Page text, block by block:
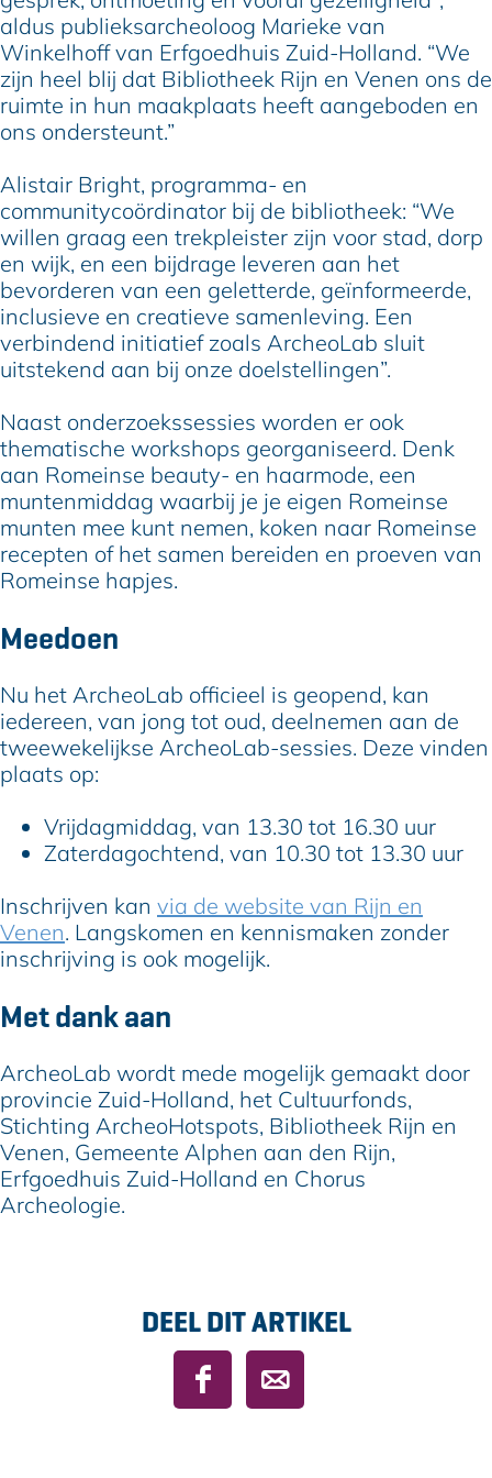
aldus publieksarcheoloog Marieke van
Winkelhoff van Erfgoedhuis Zuid-Holland. “We
zijn heel blij dat Bibliotheek Rijn en Venen ons de
ruimte in hun maakplaats heeft aangeboden en
ons ondersteunt.”
Alistair Bright, programma- en
communitycoördinator bij de bibliotheek: “We
willen graag een trekpleister zijn voor stad, dorp
en wijk, en een bijdrage leveren aan het
bevorderen van een geletterde, geïnformeerde,
inclusieve en creatieve samenleving. Een
verbindend initiatief zoals ArcheoLab sluit
uitstekend aan bij onze doelstellingen”.
Naast onderzoekssessies worden er ook
thematische workshops georganiseerd. Denk
aan Romeinse beauty- en haarmode, een
muntenmiddag waarbij je je eigen Romeinse
munten mee kunt nemen, koken naar Romeinse
recepten of het samen bereiden en proeven van
Romeinse hapjes.
Meedoen
Nu het ArcheoLab officieel is geopend, kan
iedereen, van jong tot oud, deelnemen aan de
tweewekelijkse ArcheoLab-sessies. Deze vinden
plaats op:
Vrijdagmiddag, van 13.30 tot 16.30 uur
Zaterdagochtend, van 10.30 tot 13.30 uur
Inschrijven kan via de website van Rijn en
Venen. Langskomen en kennismaken zonder
inschrijving is ook mogelijk.
Met dank aan
ArcheoLab wordt mede mogelijk gemaakt door
provincie Zuid-Holland, het Cultuurfonds,
Stichting ArcheoHotspots, Bibliotheek Rijn en
Venen, Gemeente Alphen aan den Rijn,
Erfgoedhuis Zuid-Holland en Chorus
Archeologie.
DEEL DIT ARTIKEL
D
e
D
e